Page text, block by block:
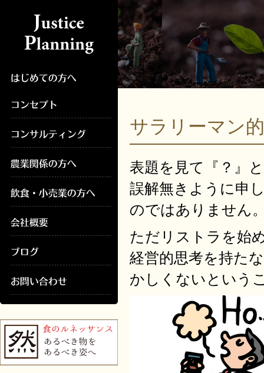
サラリーマン
表題を見て『？』
誤解無きように申
のではありません
ただリストラを始
経営的思考を持た
かしくないという